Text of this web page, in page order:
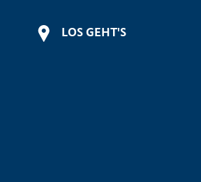
LOS GEHT'S